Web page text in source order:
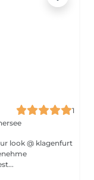
1
look @ klagenfurt